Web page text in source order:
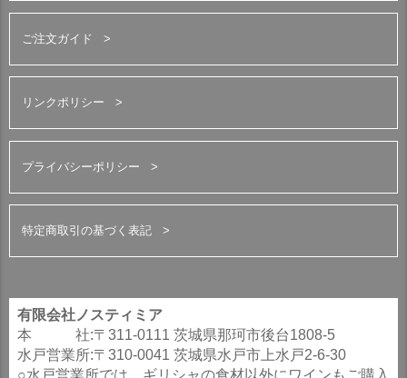
ご注文ガイド
リンクポリシー
プライバシーポリシー
特定商取引の基づく表記
有限会社ノスティミア
本 社:〒311-0111 茨城県那珂市後台1808-5
水戸営業所:〒310-0041 茨城県水戸市上水戸2-6-30